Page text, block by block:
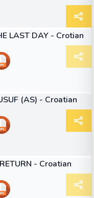
LAST DAY - Crotian
(AS) - Croatian
- Croatian